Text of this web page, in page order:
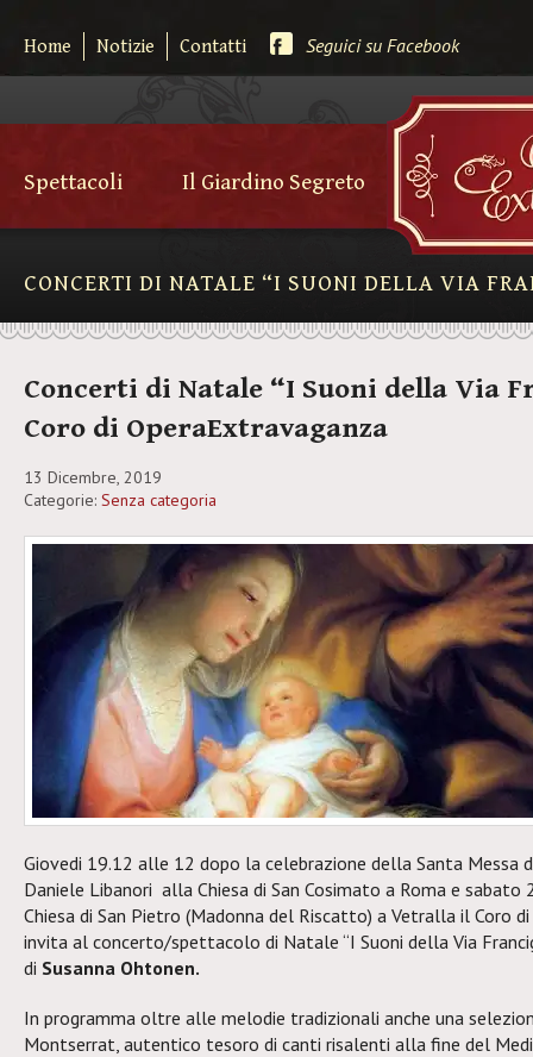
Home Notizie Contatti Seguici su Facebook
Spettacoli Il Giardino Segreto
CONCERTI DI NATALE “I SUONI DELLA VIA
Concerti di Natale “I Suoni della Via
Coro di OperaExtravaganza
13 Dicembre, 2019
Categorie: Senza categoria
Giovedi 19.12 alle 12 dopo la celebrazione della Santa Messa
Daniele Libanori alla Chiesa di San Cosimato a Roma e
Chiesa di San Pietro (Madonna del Riscatto) a Vetralla il Coro
invita al concerto/spettacolo di Natale “I Suoni della Via
di Susanna Ohtonen.
In programma oltre alle melodie tradizionali anche una
Montserrat, autentico tesoro di canti risalenti alla fine del